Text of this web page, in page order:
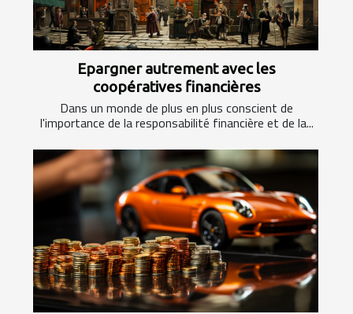
Epargner autrement avec les
coopératives financières
Dans un monde de plus en plus conscient de
l'importance de la responsabilité financière et de la...